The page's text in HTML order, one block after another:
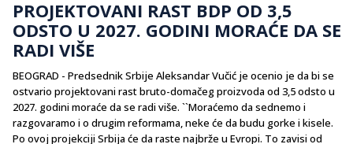
PROJEKTOVANI RAST BDP OD 3,5
ODSTO U 2027. GODINI MORAĆE DA SE
RADI VIŠE
BEOGRAD - Predsednik Srbije Aleksandar Vučić je ocenio je da bi se
ostvario projektovani rast bruto-domačeg proizvoda od 3,5 odsto u
2027. godini moraće da se radi više. ``Moraćemo da sednemo i
razgovaramo i o drugim reformama, neke će da budu gorke i kisele.
Po ovoj projekciji Srbija će da raste najbrže u Evropi. To zavisi od